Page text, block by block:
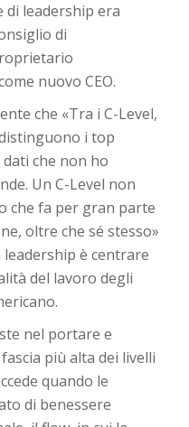
di leadership era
di
nuovo CEO.
che «Tra i C-Level,
distinguono i top
che non ho
Un C-Level non
che fa per gran parte
oltre che sé stesso»
leadership è centrare
del lavoro degli
nel portare e
più alta dei livelli
quando le
di benessere